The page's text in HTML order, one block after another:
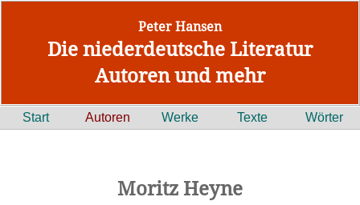
Peter Hansen
Die niederdeutsche Literatur
Autoren und mehr
Start Autoren Werke Texte Wörter
Moritz Heyne